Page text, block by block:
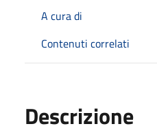
A cura di
Contenuti correlati
Descrizione